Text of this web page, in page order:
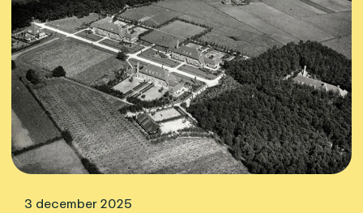
3 december 2025